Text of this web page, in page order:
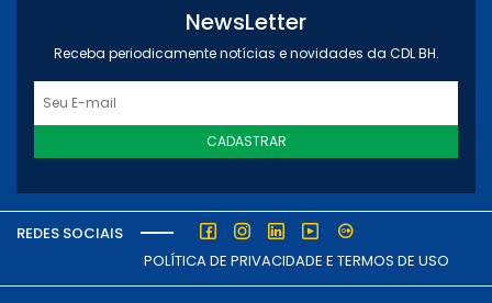
NewsLetter
Receba periodicamente notícias e novidades da CDL BH.
CADASTRAR
REDES SOCIAIS
POLÍTICA DE PRIVACIDADE E TERMOS DE USO